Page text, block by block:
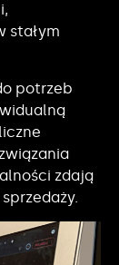
stałym
potrzeb
zdają